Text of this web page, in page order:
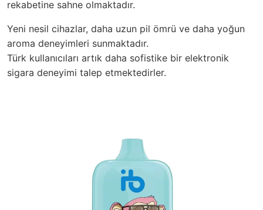
rekabetine sahne olmaktadır.
Yeni nesil cihazlar, daha uzun pil ömrü ve daha yoğun
aroma deneyimleri sunmaktadır.
Türk kullanıcıları artık daha sofistike bir elektronik
sigara deneyimi talep etmektedirler.